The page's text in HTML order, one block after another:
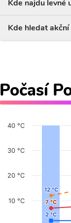
Kde najdu levné
Kde hledat
Počasí
7 °C
7 °C
12 °C
12 °C
2 °C
2 °C
10 °C
20 °C
30 °C
40 °C